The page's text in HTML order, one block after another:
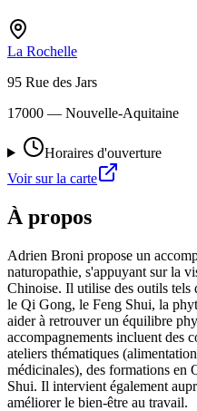
La Rochelle
95 Rue des Jars
17000 — Nouvelle-Aquitaine
Horaires d'ouverture
Voir sur la carte
À propos
Adrien Broni propose un
naturopathie, s'appuyant sur la
Chinoise. Il utilise des outils
le Qi Gong, le Feng Shui, la
aider à retrouver un équilibre
accompagnements incluent des
ateliers thématiques
médicinales), des formations en
Shui. Il intervient également
améliorer le bien-être au travail.